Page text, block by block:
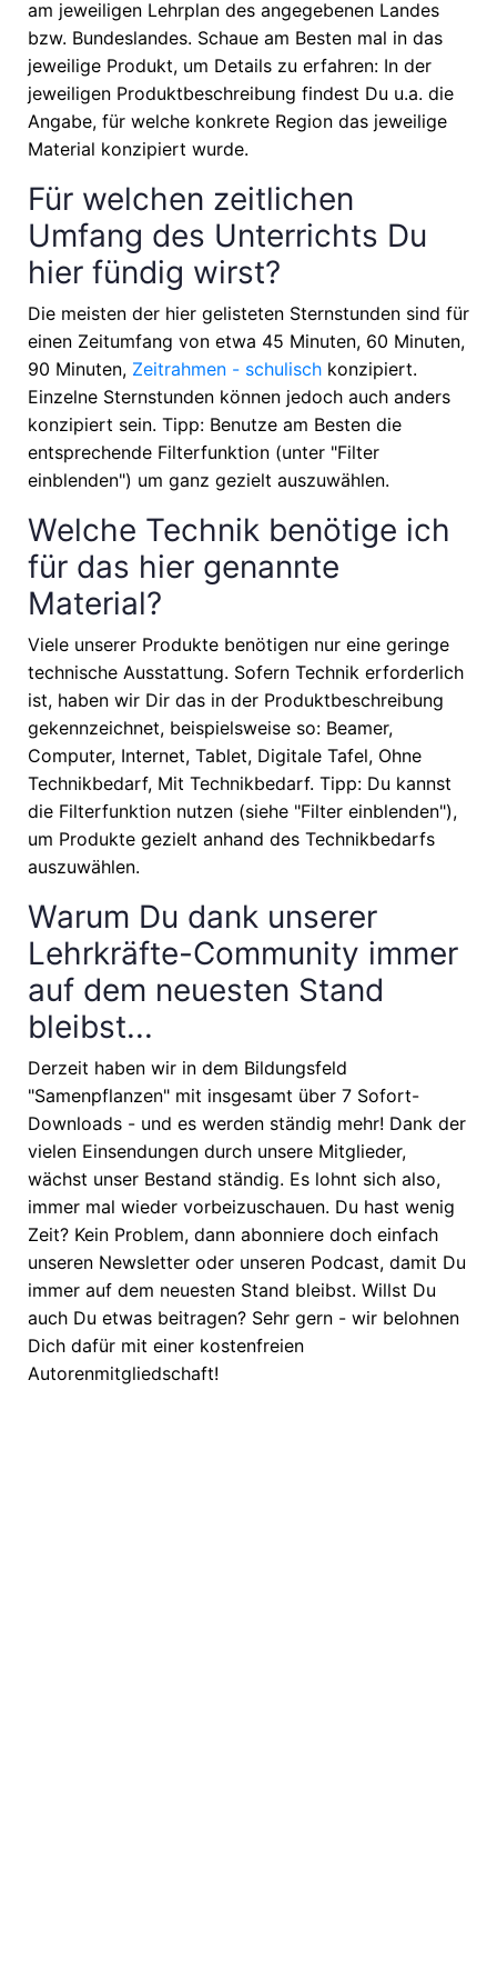
am jeweiligen Lehrplan des angegebenen Landes
bzw. Bundeslandes. Schaue am Besten mal in das
jeweilige Produkt, um Details zu erfahren: In der
jeweiligen Produktbeschreibung findest Du u.a. die
Angabe, für welche konkrete Region das jeweilige
Material konzipiert wurde.
Für welchen zeitlichen
Umfang des Unterrichts Du
hier fündig wirst?
Die meisten der hier gelisteten Sternstunden sind für
einen Zeitumfang von etwa 45 Minuten, 60 Minuten,
90 Minuten, Zeitrahmen - schulisch konzipiert.
Einzelne Sternstunden können jedoch auch anders
konzipiert sein. Tipp: Benutze am Besten die
entsprechende Filterfunktion (unter "Filter
einblenden") um ganz gezielt auszuwählen.
Welche Technik benötige ich
für das hier genannte
Material?
Viele unserer Produkte benötigen nur eine geringe
technische Ausstattung. Sofern Technik erforderlich
ist, haben wir Dir das in der Produktbeschreibung
gekennzeichnet, beispielsweise so: Beamer,
Computer, Internet, Tablet, Digitale Tafel, Ohne
Technikbedarf, Mit Technikbedarf. Tipp: Du kannst
die Filterfunktion nutzen (siehe "Filter einblenden"),
um Produkte gezielt anhand des Technikbedarfs
auszuwählen.
Warum Du dank unserer
Lehrkräfte-Community immer
auf dem neuesten Stand
bleibst...
Derzeit haben wir in dem Bildungsfeld
"Samenpflanzen" mit insgesamt über 7 Sofort-
Downloads - und es werden ständig mehr! Dank der
vielen Einsendungen durch unsere Mitglieder,
wächst unser Bestand ständig. Es lohnt sich also,
immer mal wieder vorbeizuschauen. Du hast wenig
Zeit? Kein Problem, dann abonniere doch einfach
unseren Newsletter oder unseren Podcast, damit Du
immer auf dem neuesten Stand bleibst. Willst Du
auch Du etwas beitragen? Sehr gern - wir belohnen
Dich dafür mit einer kostenfreien
Autorenmitgliedschaft!